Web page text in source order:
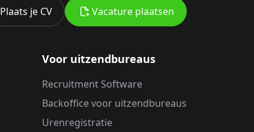
Plaats je CV Vacature plaatsen
Voor uitzendbureaus
Recruitment Software
Backoffice voor uitzendbureaus
Urenregistratie